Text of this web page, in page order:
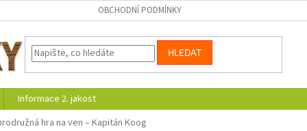
OBCHODNÍ PODMÍNKY
HLEDAT
Informace 2. jakost
hra na ven – Kapitán Koog